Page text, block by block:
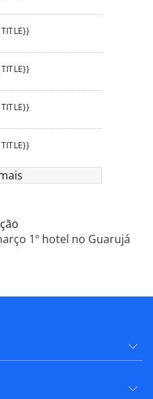
1º hotel no Guarujá